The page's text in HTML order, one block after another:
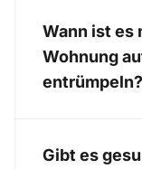
Wann ist es
Wohnung
entrümpeln?
Gibt es